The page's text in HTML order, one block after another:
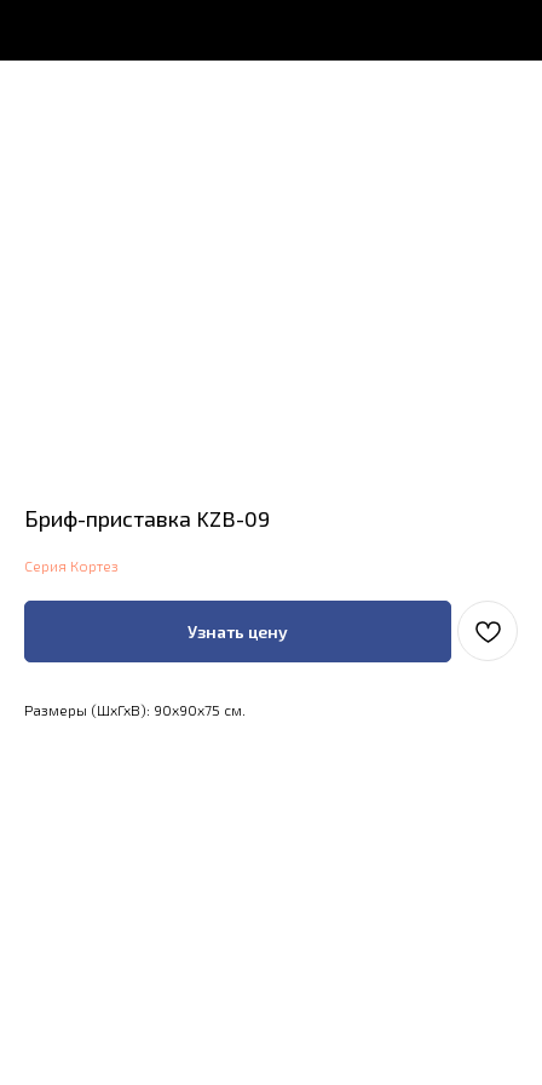
Бриф-приставка KZB-09
Серия Кортез
Узнать цену
Размеры (ШхГхВ): 90x90x75 см.